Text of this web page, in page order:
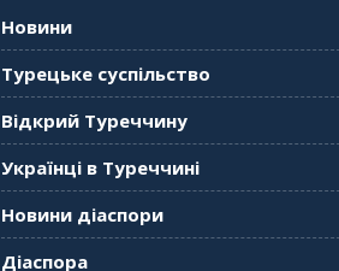
Новини
Турецьке суспільство
Відкрий Туреччину
Українці в Туреччині
Новини діаспори
Діаспора